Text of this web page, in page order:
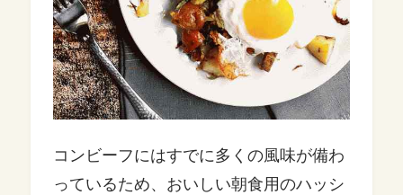
コンビーフにはすでに多くの風味が備わ
っているため、おいしい朝食用のハッシ